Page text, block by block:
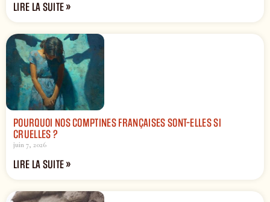
LIRE LA SUITE »
POURQUOI NOS COMPTINES FRANÇAISES SONT-ELLES SI
CRUELLES ?
juin 7, 2026
LIRE LA SUITE »